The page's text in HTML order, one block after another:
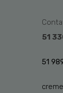
51
51